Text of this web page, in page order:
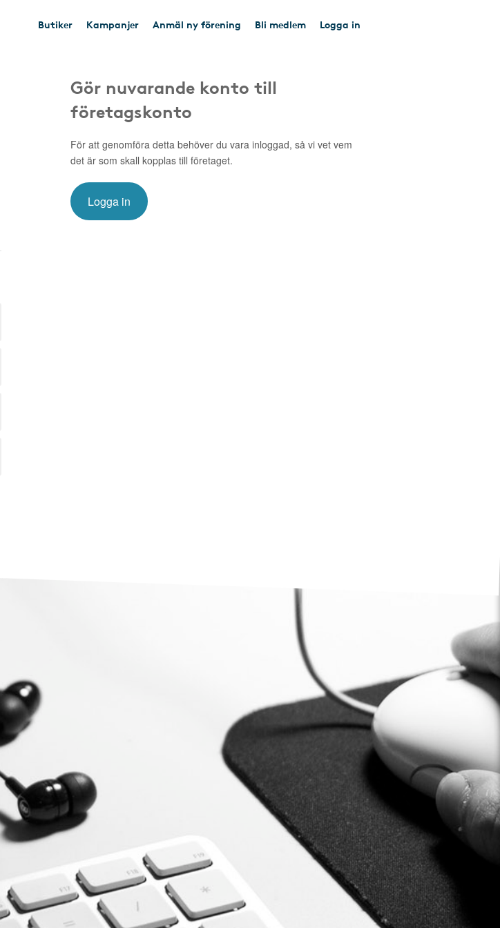
Butiker Kampanjer Anmäl ny förening Bli medlem Logga in
Gör nuvarande konto till
företagskonto
För att genomföra detta behöver du vara inloggad, så vi vet vem
det är som skall kopplas till företaget.
Logga in